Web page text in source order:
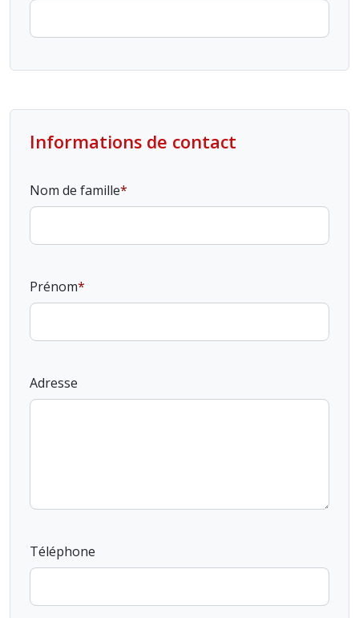
Informations de contact
Nom de famille
Prénom
Adresse
Téléphone